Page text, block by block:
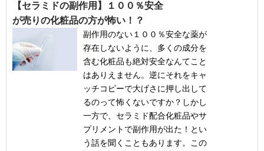
【セラミドの副作用】１００％安全
が売りの化粧品の方が怖い！？
副作用のない１００％安全な薬が
存在しないように、多くの成分を
含む化粧品も絶対安全なんてこと
はありえません。逆にそれをキャ
ッチコピーで大げさに押し出して
るのって怖くないですか？しかし
一方で、セラミド配合化粧品やサ
プリメントで副作用が出た！とい
う話を聞くこともあります。この